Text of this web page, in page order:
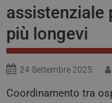
assistenziale
più longevi
24 Settembre 2025
Coordinamento tra